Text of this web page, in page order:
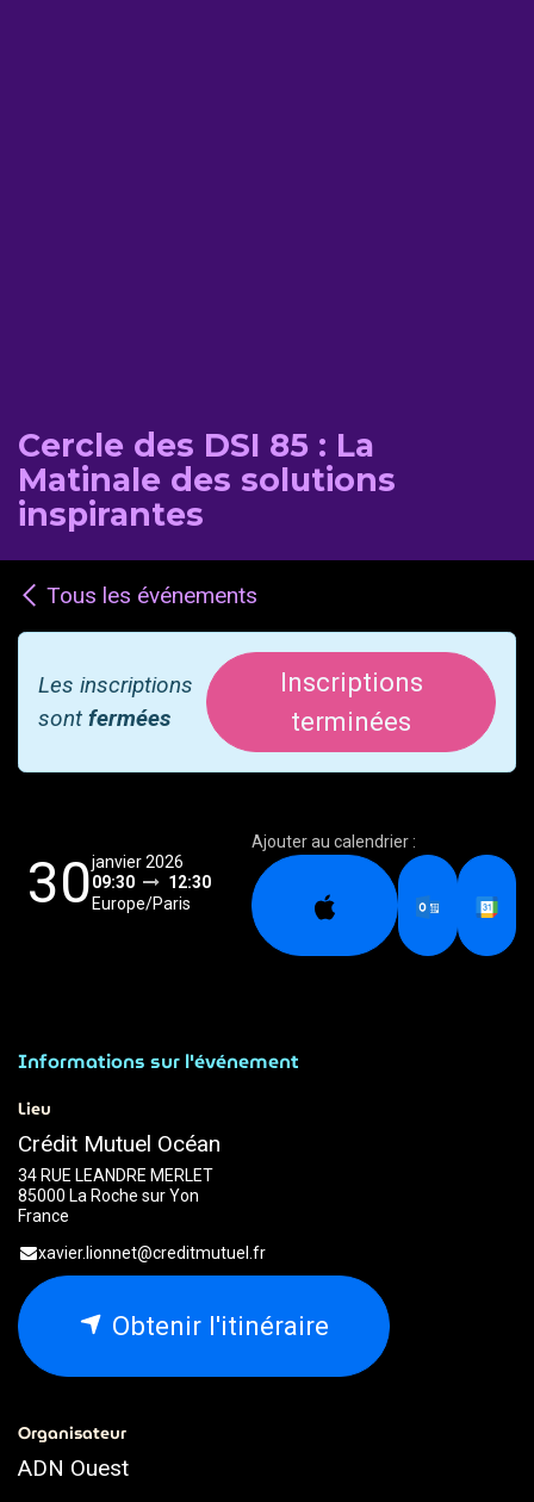
Cercle des DSI 85 : La
Matinale des solutions
inspirantes
Tous les événements
Les inscriptions
sont fermées
Inscriptions
terminées
30janvier 2026
09:30
12:30
Europe/Paris
Ajouter au calendrier :
Informations sur l'événement
Lieu
Crédit Mutuel Océan
34 RUE LEANDRE MERLET
85000 La Roche sur Yon
France
xavier.lionnet@creditmutuel.fr
Obtenir l'itinéraire
Organisateur
ADN Ouest